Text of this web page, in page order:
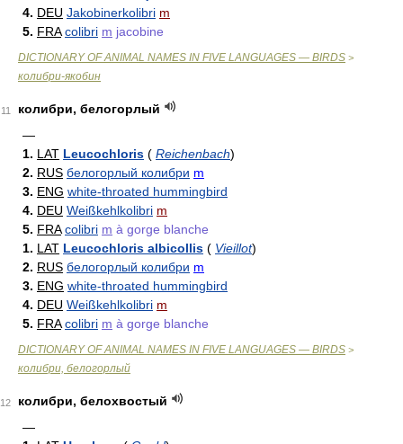
4. DEU Jakobinerkolibri m
5. FRA colibri m jacobine
DICTIONARY OF ANIMAL NAMES IN FIVE LANGUAGES — BIRDS >
колибри-якобин
11
колибри, белогорлый
—
1. LAT Leucochloris ( Reichenbach)
2. RUS белогорлый колибри m
3. ENG white-throated hummingbird
4. DEU Weißkehlkolibri m
5. FRA colibri m à gorge blanche
1. LAT Leucochloris albicollis ( Vieillot)
2. RUS белогорлый колибри m
3. ENG white-throated hummingbird
4. DEU Weißkehlkolibri m
5. FRA colibri m à gorge blanche
DICTIONARY OF ANIMAL NAMES IN FIVE LANGUAGES — BIRDS >
колибри, белогорлый
12
колибри, белохвостый
—